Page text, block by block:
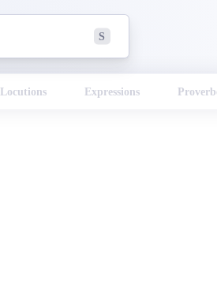
S
Locutions Expressions